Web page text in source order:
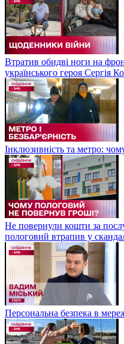
Втратив обидві ноги на
українського героя Сергія
Інклюзивність та метро:
Не повернули кошти за
пологовий втрапив у
Персональна безпека в